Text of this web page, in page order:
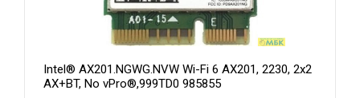
Intel® AX201.NGWG.NVW Wi-Fi 6 AX201, 2230, 2x2
AX+BT, No vPro®,999TD0 985855